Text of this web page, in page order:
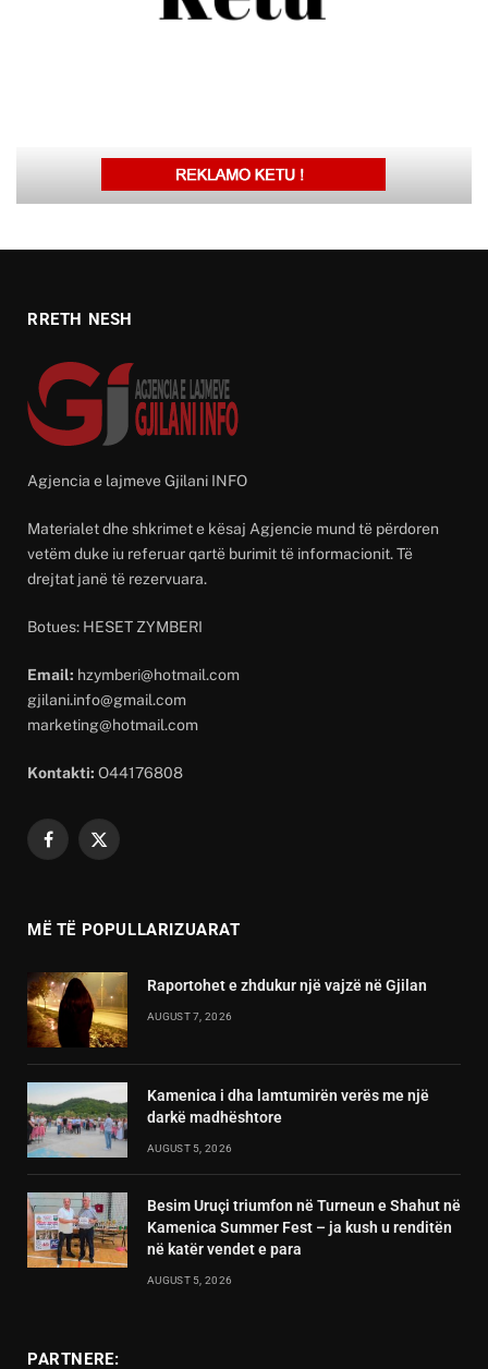
RRETH NESH
Agjencia e lajmeve Gjilani INFO
Materialet dhe shkrimet e kësaj Agjencie mund të përdoren
vetëm duke iu referuar qartë burimit të informacionit. Të
drejtat janë të rezervuara.
Botues: HESET ZYMBERI
Email: hzymberi@hotmail.com
gjilani.info@gmail.com
marketing@hotmail.com
Kontakti: O44176808
Facebook
X
MË TË POPULLARIZUARAT
Raportohet e zhdukur një vajzë në Gjilan
AUGUST 7, 2026
Kamenica i dha lamtumirën verës me një
darkë madhështore
AUGUST 5, 2026
Besim Uruçi triumfon në Turneun e Shahut në
Kamenica Summer Fest – ja kush u renditën
në katër vendet e para
AUGUST 5, 2026
PARTNERE: